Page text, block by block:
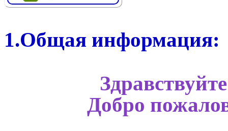
1.Общая информация:
Добро